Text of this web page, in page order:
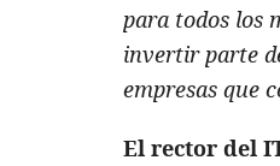
para todos los
invertir parte
empresas que
El rector del